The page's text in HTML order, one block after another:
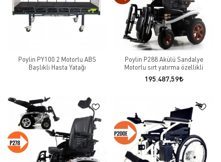
Poylin PY100 2 Motorlu ABS
Başlıklı Hasta Yatağı
Poylin P288 Akülü Sandalye
Motorlu sırt yatırma özellikli
195.487,59